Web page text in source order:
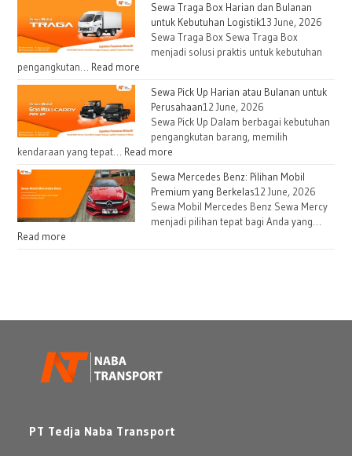
Sewa Traga Box Harian dan Bulanan
untuk Kebutuhan Logistik13 June, 2026
Sewa Traga Box Sewa Traga Box
menjadi solusi praktis untuk kebutuhan
pengangkutan… Read more
Sewa Pick Up Harian atau Bulanan untuk
Perusahaan12 June, 2026
Sewa Pick Up Dalam berbagai kebutuhan
pengangkutan barang, memilih
kendaraan yang tepat… Read more
Sewa Mercedes Benz: Pilihan Mobil
Premium yang Berkelas12 June, 2026
Sewa Mobil Mercedes Benz Sewa Mercy
menjadi pilihan tepat bagi Anda yang…
Read more
PT Tedja Naba Transport